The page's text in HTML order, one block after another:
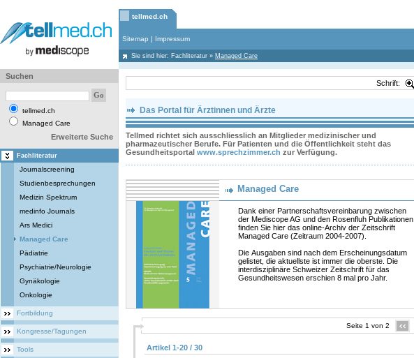
tellmed.ch
Sitemap | Impressum
Sie sind hier: Fachliteratur » Managed Care
Suchen
tellmed.ch
Managed Care
Erweiterte Suche
Fachliteratur
Journalscreening
Studienbesprechungen
Medizin Spektrum
medinfo Journals
Ars Medici
Managed Care
Pädiatrie
Psychiatrie/Neurologie
Gynäkologie
Onkologie
Fortbildung
Kongresse/Tagungen
Tools
Schrift:
Das Portal für Ärztinnen und Ärzte
Tellmed richtet sich ausschliesslich an Mitglieder medizinischer und
pharmazeutischer Berufe. Für Patienten und die Öffentlichkeit steht das
Gesundheitsportal www.sprechzimmer.ch zur Verfügung.
Managed Care
Dank einer Partnerschaftsvereinbarung zwischen
der Mediscope AG und den Rosenfluh Publikationen
finden Sie hier das online-Archiv der Zeitschrift
Managed Care (Zeitraum 2004-2007).
Die Ausgaben sind nach dem Erscheinungsdatum
gelistet, die aktuellste ist immer die oberste. Die
interdisziplinäre Schweizer Zeitschrift für das
Gesundheitswesen erschien 8 mal pro Jahr.
Seite 1 von 2
Artikel 1-20 / 30